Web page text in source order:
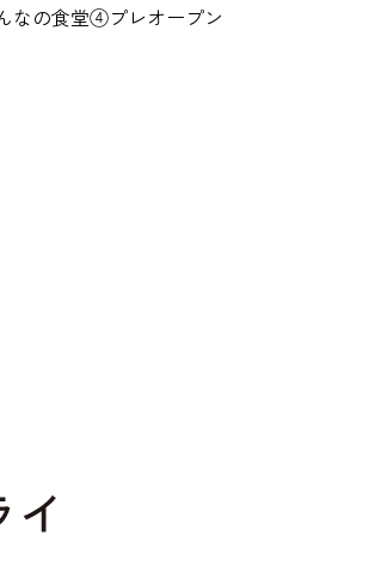
なの食堂④プレオープン